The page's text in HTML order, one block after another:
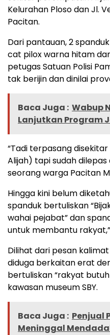
Kelurahan Ploso dan Jl.
Pacitan.
Dari pantauan, 2
cat pilox warna hitam
petugas Satuan Polisi
tak berijin dan dinilai
Baca Juga : Wabup
Lanjutkan Program
“Tadi terpasang
Alijah) tapi sudah dilepas
seorang warga Pacitan
Hingga kini belum
spanduk bertuliskan
wahai pejabat” dan
untuk membantu
Dilihat dari pesan
diduga berkaitan erat
bertuliskan “rakyat
kawasan museum SBY.
Baca Juga : Penjual
Meninggal